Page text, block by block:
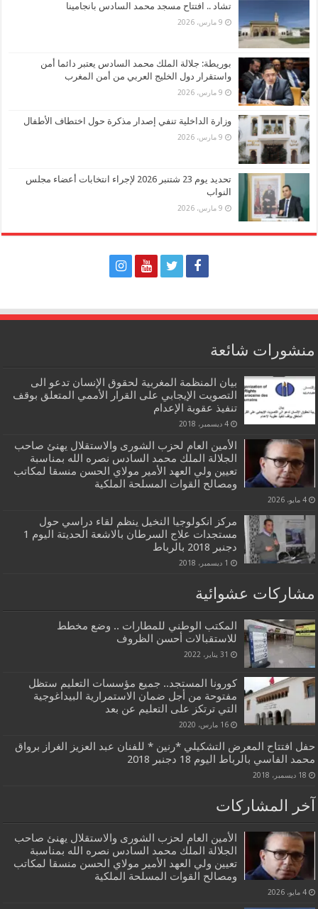
تشاد .. افتتاح مسجد محمد السادس بانجامينا
9 مارس، 2026
بوريطة: جلالة الملك محمد السادس يعتبر دائما أمن
واستقرار دول الخليج العربي من أمن المغرب
9 مارس، 2026
وزارة الداخلية تنفي إصدار مذكرة حول اختطاف الأطفال
9 مارس، 2026
تحديد يوم 23 شتنبر 2026 لإجراء انتخابات أعضاء مجلس
النواب
9 مارس، 2026
منشورات شائعة
بيان المنظمة المغربية لحقوق الإنسان تدعو الى
التصويت الإيجابي على القرار الأممي المتعلق بوقف
تنفيذ عقوبة الإعدام
4 ديسمبر، 2018
الأمين العام لحزب الشورى والاستقلال يهنئ صاحب
الجلالة الملك محمد السادس نصره الله بمناسبة
تعيين ولي العهد الأمير مولاي الحسن منسقا لمكاتب
ومصالح القوات المسلحة الملكية
4 مايو، 2026
مركز انكولوجيا النخيل ينظم لقاء دراسي حول
مستجدات علاج السرطان بالاشعة الحديتة اليوم 1
دجنبر 2018 بالرباط
1 ديسمبر، 2018
مشاركات عشوائية
المكتب الوطني للمطارات .. وضع مخطط
للاستقبالات أحسن الظروف
31 يناير، 2022
كورونا المستجد.. جميع مؤسسات التعليم ستظل
مفتوحة من أجل ضمان الاستمرارية البيداغوجية
التي ترتكز على التعليم عن بعد
16 مارس، 2020
حفل افتتاح المعرض التشكيلي *رنين * للفنان عبد العزيز الغراز برواق
محمد الفاسي بالرباط اليوم 18 دجنبر 2018
18 ديسمبر، 2018
آخر المشاركات
الأمين العام لحزب الشورى والاستقلال يهنئ صاحب
الجلالة الملك محمد السادس نصره الله بمناسبة
تعيين ولي العهد الأمير مولاي الحسن منسقا لمكاتب
ومصالح القوات المسلحة الملكية
4 مايو، 2026